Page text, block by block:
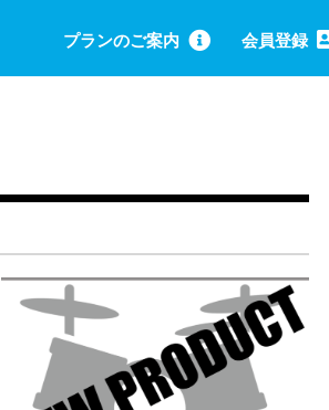
プランのご案内 会員登録